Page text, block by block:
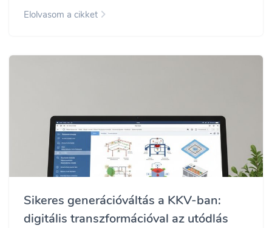
Elolvasom a cikket
Sikeres generációváltás a KKV-ban:
digitális transzformációval az utódlás